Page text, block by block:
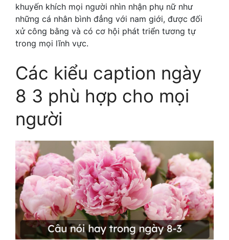
khuyến khích mọi người nhìn nhận phụ nữ như
những cá nhân bình đẳng với nam giới, được đối
xử công bằng và có cơ hội phát triển tương tự
trong mọi lĩnh vực.
Các kiểu caption ngày
8 3 phù hợp cho mọi
người